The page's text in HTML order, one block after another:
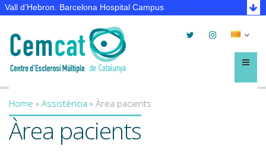
Vall d’Hebron. Barcelona Hospital Campus
TwitterInstagram
Menú
You are here
Home » Assistència » Àrea pacients
Àrea pacients